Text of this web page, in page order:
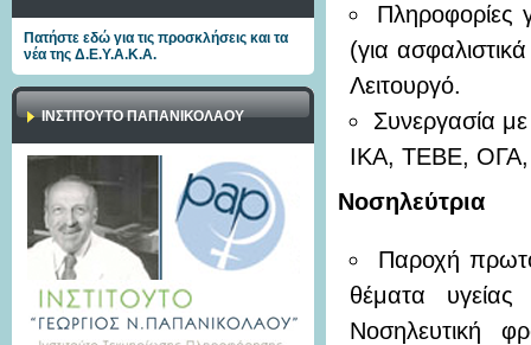
Πατήστε εδώ για τις προσκλήσεις και τα
νέα της Δ.Ε.Υ.Α.Κ.Α.
ΙΝΣΤΙΤΟΥΤΟ ΠΑΠΑΝΙΚΟΛΑΟΥ
Πληροφορίες
(για
Λειτουργό.
Συνεργασία
ΙΚΑ, ΤΕΒΕ, ΟΓΑ,
Νοσηλεύτρια
Παροχή
θέματα υγείας
Νοσηλευτική